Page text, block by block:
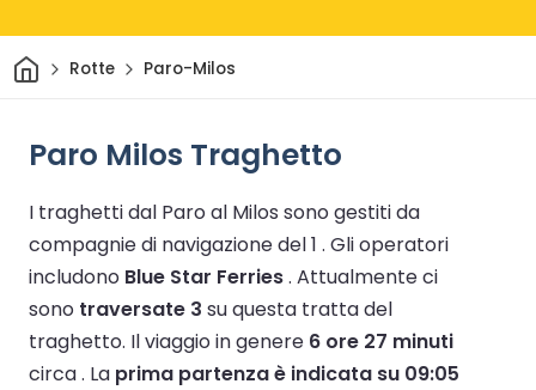
CasaRotte Paro-Milos
Paro Milos Traghetto
I traghetti dal Paro al Milos sono gestiti da
compagnie di navigazione del 1 . Gli operatori
includono Blue Star Ferries. Attualmente ci
sono traversate 3 su questa tratta del
traghetto. Il viaggio in genere 6 ore 27 minuti
circa . La prima partenza è indicata su 09:05